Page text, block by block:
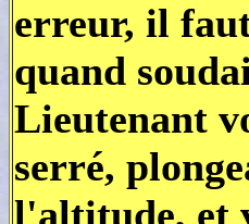
erreur, il
quand
Lieutenant
serré,
l'altitude, et